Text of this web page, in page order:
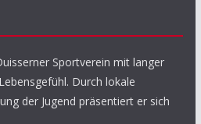
Sportverein mit langer
Durch lokale
der Jugend präsentiert er sich